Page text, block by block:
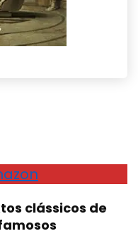
clássicos de